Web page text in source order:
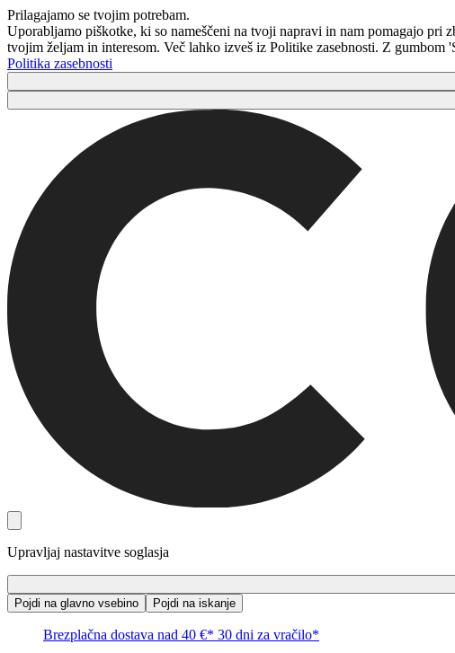
Prilagajamo se tvojim potrebam.
Uporabljamo piškotke, ki so nameščeni na tvoji napravi in ​​nam pomagajo
tvojim željam in interesom. Več lahko izveš iz Politike zasebnosti. Z gumbom
Politika zasebnosti
Upravljaj nastavitve soglasja
Pojdi na glavno vsebino
Pojdi na iskanje
Brezplačna dostava nad 40 €* 30 dni za vračilo*